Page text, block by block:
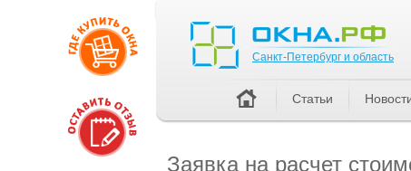
Заявка на расчет
Санкт-Петербург и область
Статьи